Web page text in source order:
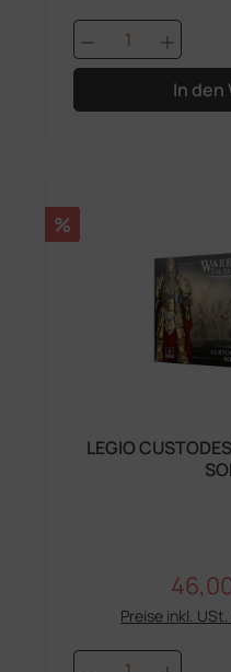
Produkt
In den
Rabatt
%
LEGIO
Preise inkl.